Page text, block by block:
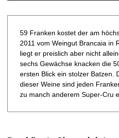
Afterworkreihe „Chill“
Köln, DE
01.06.2026 - 31.01
Assistant Sommelier
(DHA) in…
59 Franken kostet der am
2011 vom Weingut Brancaia in
liegt er preislich aber nicht
sechs Gewächse knacken die
ersten Blick ein stolzer Batzen.
dieser Weine sind jeden
zu manch anderem Super-Cru